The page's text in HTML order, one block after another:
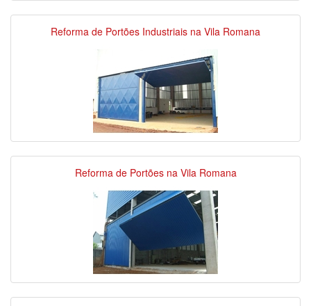
Reforma de Portões Industriais na Vila Romana
Reforma de Portões na Vila Romana